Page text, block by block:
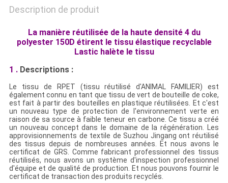
Description de produit
La manière réutilisée de la haute densité 4 du
polyester 150D étirent le tissu élastique recyclable
Lastic halète le tissu
1 . Descriptions :
Le tissu de RPET (tissu réutilisé d'ANIMAL FAMILIER) est
également connu en tant que tissu de vert de bouteille de coke,
est fait à partir des bouteilles en plastique réutilisées. Et c'est
un nouveau type de protection de l'environnement verte en
raison de sa source à faible teneur en carbone. Ce tissu a créé
un nouveau concept dans le domaine de la régénération. Les
approvisionnements de textile de Suzhou Jingang ont réutilisé
des tissus depuis de nombreuses années. Et nous avons le
certificat de GRS. Comme fabricant professionnel des tissus
réutilisés, nous avons un système d'inspection professionnel
d'équipe et de qualité de production. Et nous pouvons fournir le
certificat de transaction des produits recyclés.